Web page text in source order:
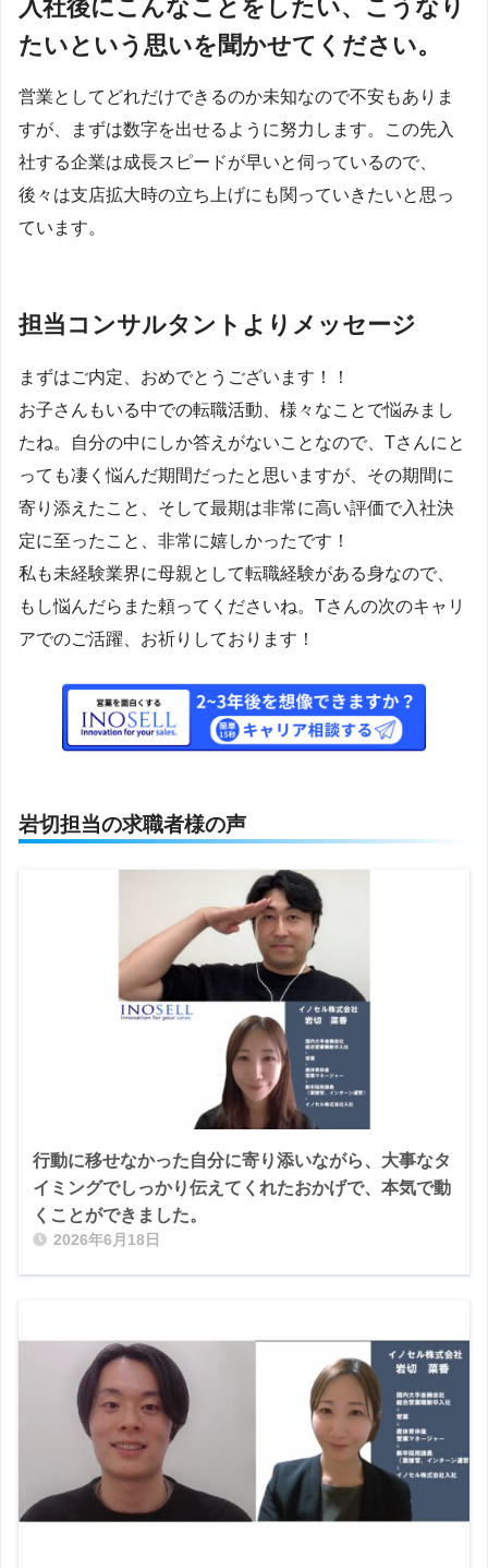
入社後にこんなことをしたい、こうなり
たいという思いを聞かせてください。
営業としてどれだけできるのか未知なので不安もありま
すが、まずは数字を出せるように努力します。この先入
社する企業は成長スピードが早いと伺っているので、
後々は支店拡大時の立ち上げにも関っていきたいと思っ
ています。
担当コンサルタントよりメッセージ
まずはご内定、おめでとうございます！！
お子さんもいる中での転職活動、様々なことで悩みまし
たね。自分の中にしか答えがないことなので、Tさんにと
っても凄く悩んだ期間だったと思いますが、その期間に
寄り添えたこと、そして最期は非常に高い評価で入社決
定に至ったこと、非常に嬉しかったです！
私も未経験業界に母親として転職経験がある身なので、
もし悩んだらまた頼ってくださいね。Tさんの次のキャリ
アでのご活躍、お祈りしております！
岩切担当の求職者様の声
行動に移せなかった自分に寄り添いながら、大事なタ
イミングでしっかり伝えてくれたおかげで、本気で動
くことができました。
2026年6月18日